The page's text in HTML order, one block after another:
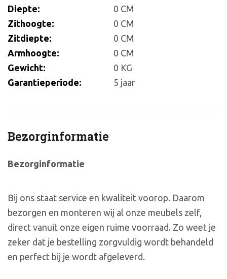
Diepte:
0 CM
Zithoogte:
0 CM
Zitdiepte:
0 CM
Armhoogte:
0 CM
Gewicht:
0 KG
Garantieperiode:
5 jaar
Bezorginformatie
Bezorginformatie
Bij ons staat service en kwaliteit voorop. Daarom
bezorgen en monteren wij al onze meubels zelf,
direct vanuit onze eigen ruime voorraad. Zo weet je
zeker dat je bestelling zorgvuldig wordt behandeld
en perfect bij je wordt afgeleverd.